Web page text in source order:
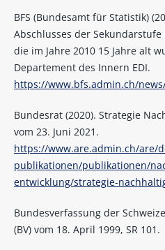
BFS (Bundesamt für Statistik)
Abschlusses der
die im Jahre 2010 15 Jahre alt
Departement des Innern EDI.
https://www.bfs.admin.ch/
Bundesrat (2020). Strategie
vom 23. Juni 2021.
https://www.are.admin.ch/are/
publikationen/publikationen/
entwicklung/strategie-
Bundesverfassung der
(BV) vom 18. April 1999, SR 101.